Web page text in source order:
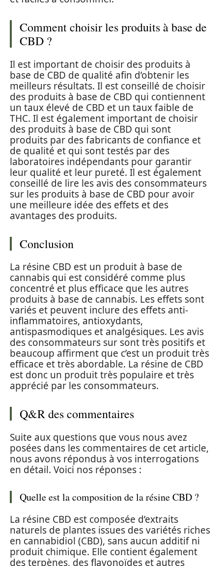
Comment choisir les produits à base de
CBD ?
Il est important de choisir des produits à
base de CBD de qualité afin d’obtenir les
meilleurs résultats. Il est conseillé de choisir
des produits à base de CBD qui contiennent
un taux élevé de CBD et un taux faible de
THC. Il est également important de choisir
des produits à base de CBD qui sont
produits par des fabricants de confiance et
de qualité et qui sont testés par des
laboratoires indépendants pour garantir
leur qualité et leur pureté. Il est également
conseillé de lire les avis des consommateurs
sur les produits à base de CBD pour avoir
une meilleure idée des effets et des
avantages des produits.
Conclusion
La résine CBD est un produit à base de
cannabis qui est considéré comme plus
concentré et plus efficace que les autres
produits à base de cannabis. Les effets sont
variés et peuvent inclure des effets anti-
inflammatoires, antioxydants,
antispasmodiques et analgésiques. Les avis
des consommateurs sur sont très positifs et
beaucoup affirment que c’est un produit très
efficace et très abordable. La résine de CBD
est donc un produit très populaire et très
apprécié par les consommateurs.
Q&R des commentaires
Suite aux questions que vous nous avez
posées dans les commentaires de cet article,
nous avons répondus à vos interrogations
en détail. Voici nos réponses :
Quelle est la composition de la résine CBD ?
La résine CBD est composée d’extraits
naturels de plantes issues des variétés riches
en cannabidiol (CBD), sans aucun additif ni
produit chimique. Elle contient également
des terpènes, des flavonoïdes et autres